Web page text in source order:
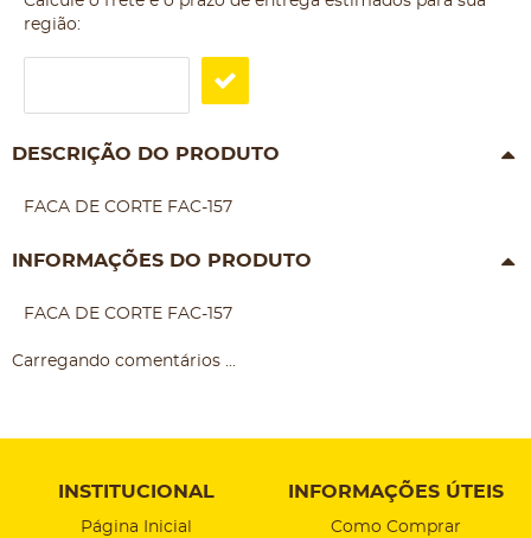
região:
DESCRIÇÃO DO PRODUTO
FACA DE CORTE FAC-157
INFORMAÇÕES DO PRODUTO
FACA DE CORTE FAC-157
Carregando comentários ...
INSTITUCIONAL
Página Inicial
INFORMAÇÕES ÚTEIS
Como Comprar